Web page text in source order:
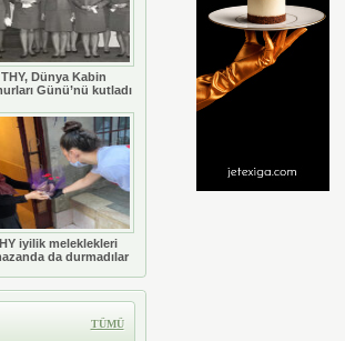
THY, Dünya Kabin
Günü’nü kutladı
iyilik meleklekleri
da durmadılar
TÜMÜ